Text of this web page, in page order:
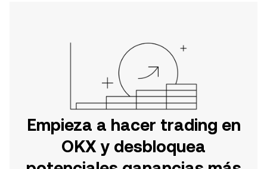
Empieza a hacer trading en
OKX y desbloquea